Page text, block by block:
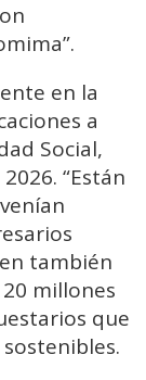
en la
a
Social,
“Están
también
millones
que